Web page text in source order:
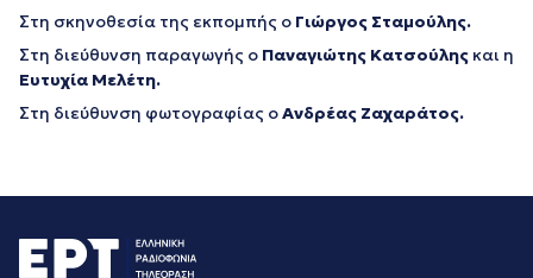
Στη σκηνοθεσία της εκπομπής ο Γιώργος Σταμούλης.
Στη διεύθυνση παραγωγής ο Παναγιώτης Κατσούλης και η
Ευτυχία Μελέτη.
Στη διεύθυνση φωτογραφίας οΑνδρέας Ζαχαράτος.